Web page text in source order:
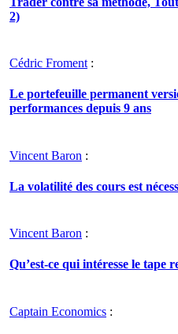
2)
Cédric Froment :
Le portefeuille permanent
performances depuis 9 ans
Vincent Baron :
La volatilité des cours est
Vincent Baron :
Qu’est-ce qui intéresse le tape
Captain Economics :